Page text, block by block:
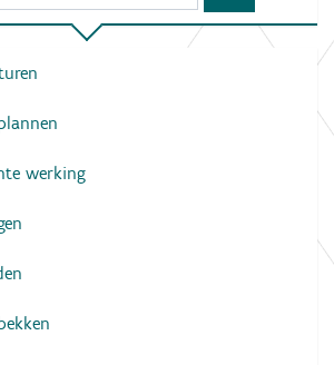
werking